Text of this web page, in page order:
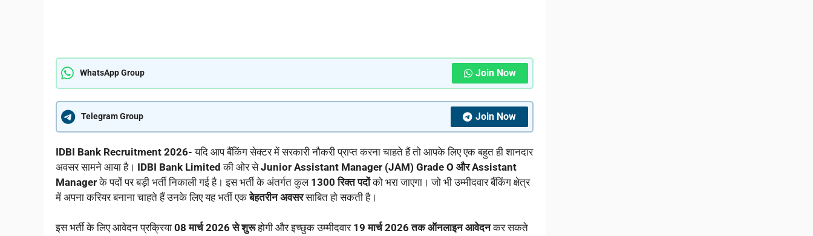
WhatsApp Group Join Now
Telegram Group Join Now
IDBI Bank Recruitment 2026-यदि आप बैंकिंग सेक्टर में सरकारी नौकरी प्राप्त करना चाहते हैं तो आपके लिए एक बहुत ही शानदार
अवसर सामने आया है। IDBI Bank Limited की ओर सेJunior Assistant Manager (JAM) Grade O और Assistant
Managerके पदों पर बड़ी भर्ती निकाली गई है। इस भर्ती के अंतर्गत कुल 1300 रिक्त पदोंको भरा जाएगा। जो भी उम्मीदवार बैंकिंग क्षेत्र
में अपना करियर बनाना चाहते हैं उनके लिए यह भर्ती एकबेहतरीन अवसरसाबित हो सकती है।
इस भर्ती के लिए आवेदन प्रक्रिया 08 मार्च 2026 से शुरूहोगी और इच्छुक उम्मीदवार 19 मार्च 2026 तक ऑनलाइन आवेदनकर सकते